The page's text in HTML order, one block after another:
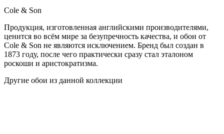
Cole & Son
Продукция, изготовленная английскими производителями,
ценится во всём мире за безупречность качества, и обои от
Cole & Son не являются исключением. Бренд был создан в
1873 году, после чего практически сразу стал эталоном
роскоши и аристократизма.
Другие обои из данной коллекции